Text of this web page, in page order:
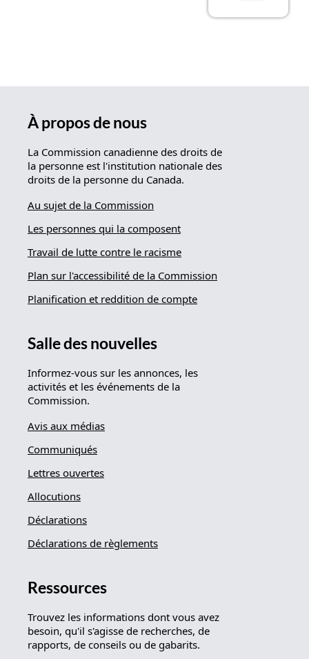
À propos de nous
La Commission canadienne des droits de
la personne est l'institution nationale des
droits de la personne du Canada.
Au sujet de la Commission
Les personnes qui la composent
Travail de lutte contre le racisme
Plan sur l'accessibilité de la Commission
Planification et reddition de compte
Salle des nouvelles
Informez-vous sur les annonces, les
activités et les événements de la
Commission.
Avis aux médias
Communiqués
Lettres ouvertes
Allocutions
Déclarations
Déclarations de règlements
Ressources
Trouvez les informations dont vous avez
besoin, qu'il s'agisse de recherches, de
rapports, de conseils ou de gabarits.